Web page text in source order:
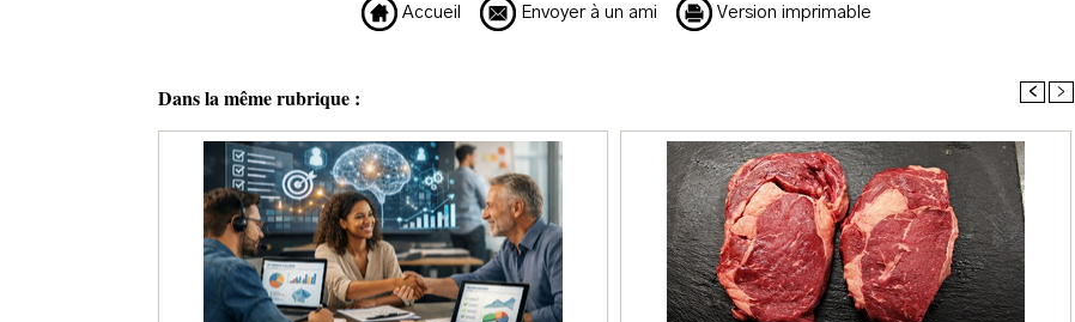
Accueil Envoyer à un ami Version imprimable
Dans la même rubrique : < >